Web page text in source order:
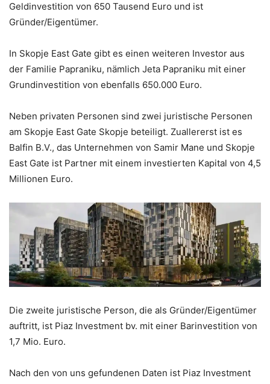
Geldinvestition von 650 Tausend Euro und ist
Gründer/Eigentümer.
In Skopje East Gate gibt es einen weiteren Investor aus
der Familie Papraniku, nämlich Jeta Papraniku mit einer
Grundinvestition von ebenfalls 650.000 Euro.
Neben privaten Personen sind zwei juristische Personen
am Skopje East Gate Skopje beteiligt. Zuallererst ist es
Balfin B.V., das Unternehmen von Samir Mane und Skopje
East Gate ist Partner mit einem investierten Kapital von 4,5
Millionen Euro.
Die zweite juristische Person, die als Gründer/Eigentümer
auftritt, ist Piaz Investment bv. mit einer Barinvestition von
1,7 Mio. Euro.
Nach den von uns gefundenen Daten ist Piaz Investment